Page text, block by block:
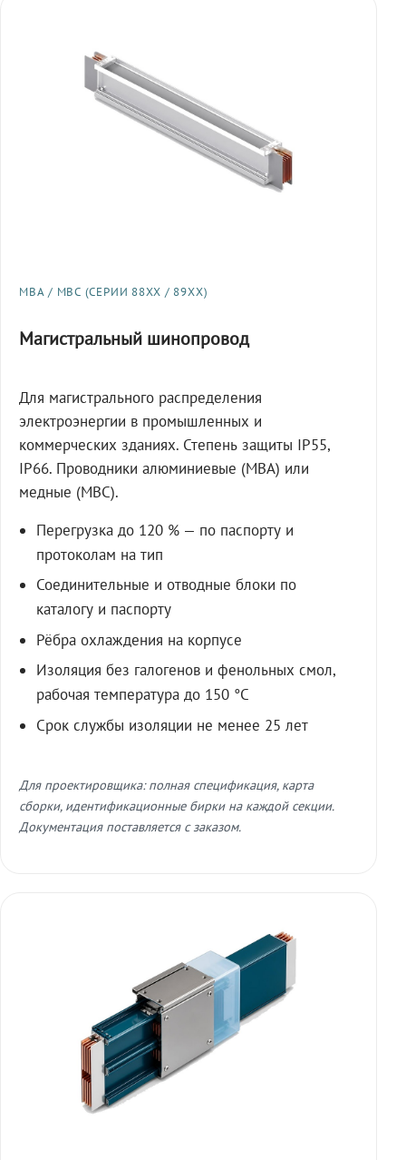
МВА / МВС (СЕРИИ 88XX / 89XX)
Магистральный шинопровод
Для магистрального распределения
электроэнергии в промышленных и
коммерческих зданиях. Степень защиты IP55,
IP66. Проводники алюминиевые (МВА) или
медные (МВС).
Перегрузка до 120 % — по паспорту и
протоколам на тип
Соединительные и отводные блоки по
каталогу и паспорту
Рёбра охлаждения на корпусе
Изоляция без галогенов и фенольных смол,
рабочая температура до 150 °C
Срок службы изоляции не менее 25 лет
Для проектировщика: полная спецификация, карта
сборки, идентификационные бирки на каждой секции.
Документация поставляется с заказом.